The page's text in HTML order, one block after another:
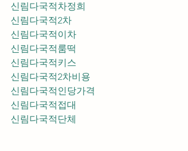
신림다국적차정희
신림다국적2차
신림다국적이차
신림다국적룸떡
신림다국적키스
신림다국적2차비용
신림다국적인당가격
신림다국적접대
신림다국적단체